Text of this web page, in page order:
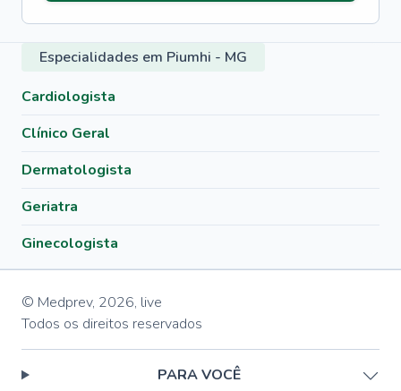
Especialidades em Piumhi - MG
Cardiologista
Clínico Geral
Dermatologista
Geriatra
Ginecologista
© Medprev, 2026, live
Todos os direitos reservados
PARA VOCÊ